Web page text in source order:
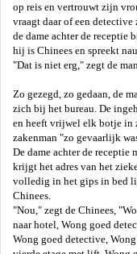
op reis en vertrouwt zijn
vraagt daar of een
de dame achter de receptie
hij is Chinees en spreekt
"Dat is niet erg," zegt de
Zo gezegd, zo gedaan, de
zich bij het bureau. De
en heeft vrijwel elk botje in
zakenman "zo gevaarlijk
De dame achter de
krijgt het adres van het
volledig in het gips in bed
Chinees.
"Nou," zegt de Chinees,
naar hotel, Wong goed
Wong goed detective,